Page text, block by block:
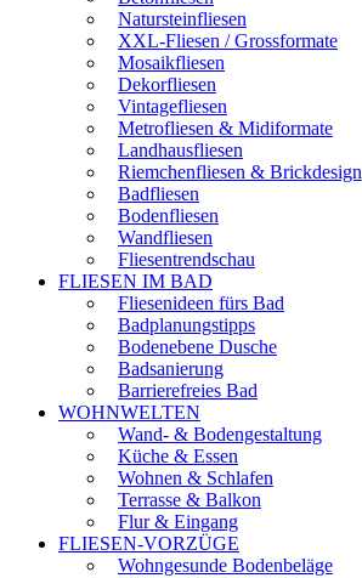
Natursteinfliesen
XXL-Fliesen / Grossformate
Mosaikfliesen
Dekorfliesen
Vintagefliesen
Metrofliesen & Midiformate
Landhausfliesen
Riemchenfliesen & Brickdesign
Badfliesen
Bodenfliesen
Wandfliesen
Fliesentrendschau
FLIESEN IM BAD
Fliesenideen fürs Bad
Badplanungstipps
Bodenebene Dusche
Badsanierung
Barrierefreies Bad
WOHNWELTEN
Wand- & Bodengestaltung
Küche & Essen
Wohnen & Schlafen
Terrasse & Balkon
Flur & Eingang
FLIESEN-VORZÜGE
Wohngesunde Bodenbeläge